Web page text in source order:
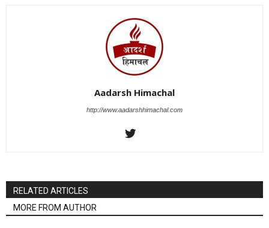
Aadarsh Himachal
http://www.aadarshhimachal.com
RELATED ARTICLES
MORE FROM AUTHOR